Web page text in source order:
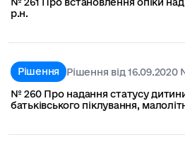
№ 261 Про встановлення опіки
р.н.
Рішення
Рішення від 16.09.2020
№ 260 Про надання статусу
батьківського піклування,